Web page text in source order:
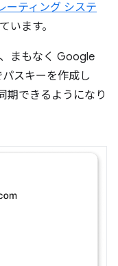
ーティング システ
います。
まもなく Google
スキーを作成し
期できるようになり